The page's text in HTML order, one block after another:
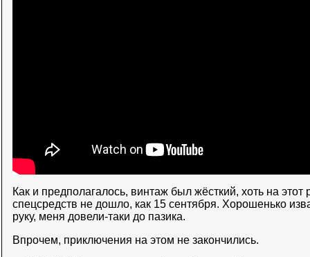
Как и предполагалось, винтаж был жёсткий, хоть на
спецсредств не дошло, как 15 сентября. Хорошенько
руку, меня довели-таки до пазика.
Впрочем, приключения на этом не закончились.